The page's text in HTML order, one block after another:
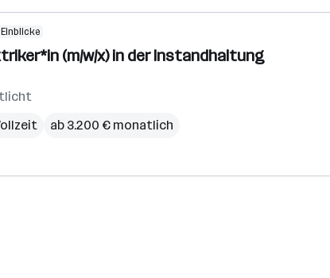
Einblicke
(m/w/x) in der Instandhaltung
ab 3.200 € monatlich